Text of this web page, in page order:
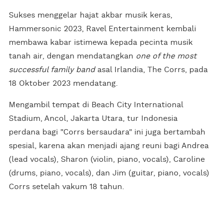
Sukses menggelar hajat akbar musik keras,
Hammersonic 2023, Ravel Entertainment kembali
membawa kabar istimewa kepada pecinta musik
tanah air, dengan mendatangkan one of the most
successful family bandasal Irlandia, The Corrs, pada
18 Oktober 2023 mendatang.
Mengambil tempat di Beach City International
Stadium, Ancol, Jakarta Utara, tur Indonesia
perdana bagi "Corrs bersaudara" ini juga bertambah
spesial, karena akan menjadi ajang reuni bagi Andrea
(lead vocals), Sharon (violin, piano, vocals), Caroline
(drums, piano, vocals), dan Jim (guitar, piano, vocals)
Corrs setelah vakum 18 tahun.